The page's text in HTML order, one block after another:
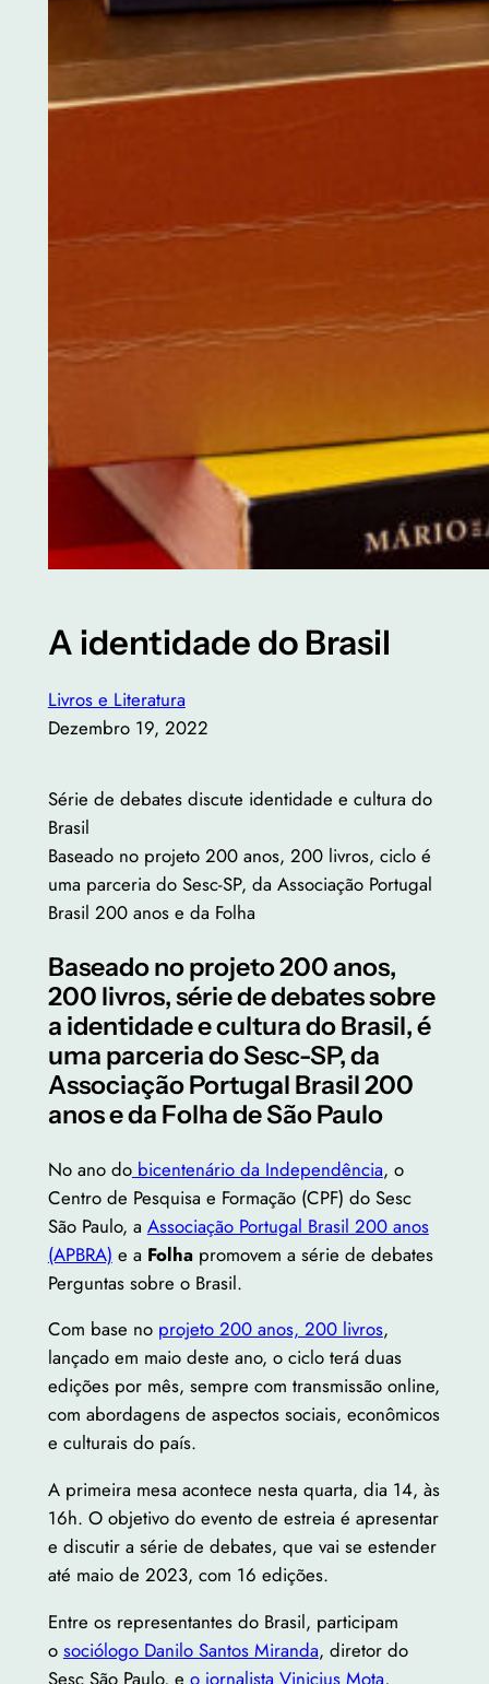
A identidade do Brasil
Livros e Literatura
Dezembro 19, 2022
Série de debates discute identidade e cultura do
Brasil
Baseado no projeto 200 anos, 200 livros, ciclo é
uma parceria do Sesc-SP, da Associação Portugal
Brasil 200 anos e da Folha
Baseado no projeto 200 anos,
200 livros, série de debates sobre
a identidade e cultura do Brasil, é
uma parceria do Sesc-SP, da
Associação Portugal Brasil 200
anos e da Folha de São Paulo
No ano dobicentenário da Independência, o
Centro de Pesquisa e Formação (CPF) do Sesc
São Paulo, a Associação Portugal Brasil 200 anos
(APBRA) e a Folhapromovem a série de debates
Perguntas sobre o Brasil.
Com base no projeto 200 anos, 200 livros,
lançado em maio deste ano, o ciclo terá duas
edições por mês, sempre com transmissão online,
com abordagens de aspectos sociais, econômicos
e culturais do país.
A primeira mesa acontece nesta quarta, dia 14, às
16h. O objetivo do evento de estreia é apresentar
e discutir a série de debates, que vai se estender
até maio de 2023, com 16 edições.
Entre os representantes do Brasil, participam
o sociólogo Danilo Santos Miranda, diretor do
Sesc São Paulo, e o jornalista Vinicius Mota,